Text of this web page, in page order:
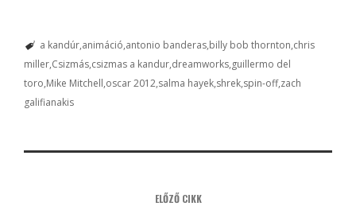
a kandúr animáció antonio banderas billy bob thornton chris
miller Csizmás csizmas a kandur dreamworks guillermo del
toro Mike Mitchell oscar 2012 salma hayek shrek spin-off zach
galifianakis
ELŐZŐ CIKK